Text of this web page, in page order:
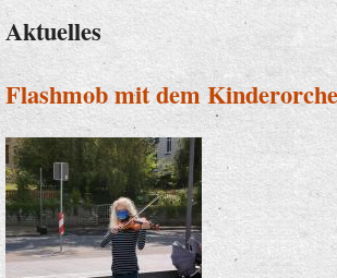
Aktuelles
Flashmob mit dem